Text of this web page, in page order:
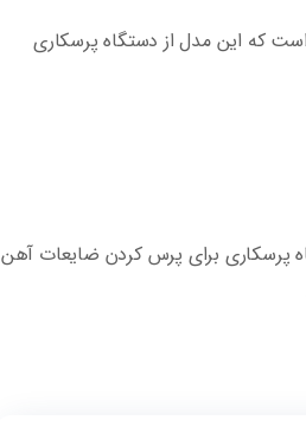
که این مدل از دستگاه پرسکاری
پرسکاری برای پرس کردن ضایعات آهن